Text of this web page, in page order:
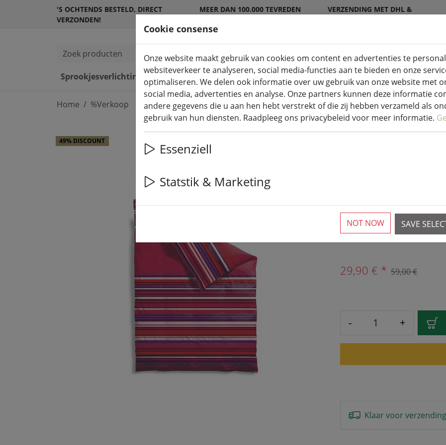
'S OCHTENDS BESTELD, DIRECT
VERZONDEN!
MEER DAN 100.000 TEVREDEN
VERZENDING MET DHL &
Zoek producten
Sprookjesverlichting
LED kaarsen voor binnen en buiten Keuken & Voeding
Home %Verkoop
Zone
Confetti
strepen roze
49% DISCOUNT
6 Beschikbaar
29,90 € * 59,00 €
- +
Klaar voor verzending
Cookie consense
Onze website maakt gebruik van cookies om content en advertenties te
websiteverkeer te analyseren, social media-functies aan te bieden en onze
optimaliseren. We delen ook informatie over uw gebruik van onze website met
social media, advertenties en analyse. Onze partners kunnen deze informatie
andere gegevens die u aan hen hebt verstrekt of die zij hebben verzameld als
gebruik van hun diensten. Raadpleeg ons privacybeleid voor meer informatie.
Essenziell
Statstik & Marketing
SAVE
NOT NOW